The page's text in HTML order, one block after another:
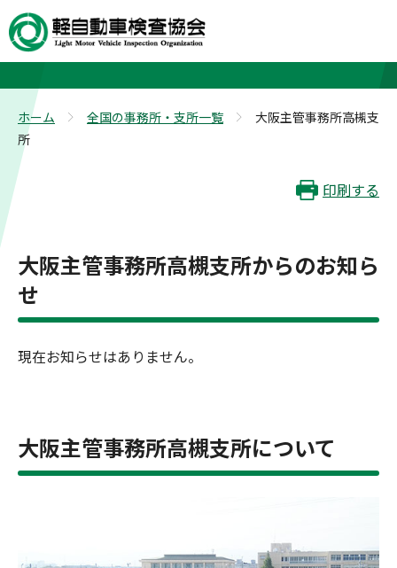
大阪主管事務所高槻支所
ホーム 全国の事務所・支所一覧
大阪主管事務所高槻支
所
印刷する
大阪主管事務所高槻支所からのお知ら
せ
現在お知らせはありません。
大阪主管事務所高槻支所について